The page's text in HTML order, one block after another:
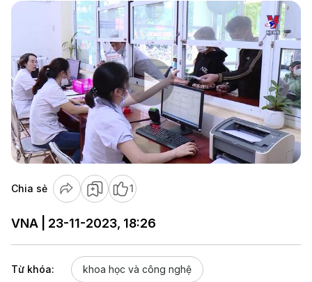
Play
Video
Chia sẻ 1
VNA | 23-11-2023, 18:26
Từ khóa: khoa học và công nghệ